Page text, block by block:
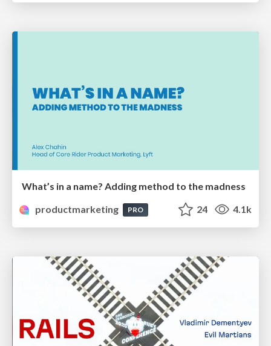
What’s in a name? Adding method to the madness
productmarketing
PRO 24 4.1k